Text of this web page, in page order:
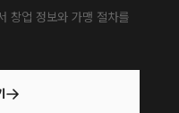
창업 정보와 가맹 절차를